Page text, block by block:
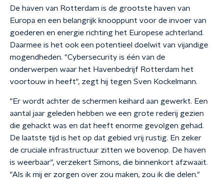
De haven van Rotterdam is de grootste haven van
Europa en een belangrijk knooppunt voor de invoer van
goederen en energie richting het Europese achterland.
Daarmee is het ook een potentieel doelwit van vijandige
mogendheden. "Cybersecurity is één van de
onderwerpen waar het Havenbedrijf Rotterdam het
voortouw in heeft", zegt hij tegen Sven Kockelmann.
"Er wordt achter de schermen keihard aan gewerkt. Een
aantal jaar geleden hebben we een grote rederij gezien
die gehackt was en dat heeft enorme gevolgen gehad.
De laatste tijd is het op dat gebied vrij rustig. En zeker
de cruciale infrastructuur zitten we bovenop. De haven
is weerbaar", verzekert Simons, die binnenkort afzwaait.
"Als ik mij er zorgen over zou maken, zou ik die delen."